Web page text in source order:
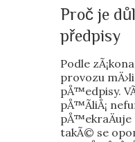
Proč je
předpisy
Podle
provozu
pÅ™edpisy.
pÅ™Ã­liÅ¡
pÅ™ekraÄuje
takÃ© se